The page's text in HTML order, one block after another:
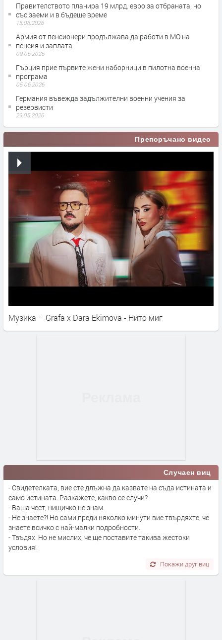
Правителството планира 19 млрд. евро за отбраната, но
със заеми и в бъдеще време
15.06.2026
Армия от пенсионери продължава да работи в МО на
пенсия и заплатa
09.06.2026
Гърция прие първите жени наборници в пилотна военна
програма
05.06.2026
Германия въвежда задължителни военни учения за
резервисти
29.05.2026
Препоръчано видео
Музика – Grafa x Dara Ekimova - Нито миг
Случаен виц
- Свидетелката, вие сте длъжна да казвате на съда истината и
само истината. Разкажете, какво се случи?
- Ваша чест, нищичко не знам.
- Не знаете?! Но сами преди няколко минути вие твърдяхте, че
знаете всичко с най-малки подробности.
- Твъдях. Но не мислих, че ще поставите такива жестоки
условия!
Покажи друг виц